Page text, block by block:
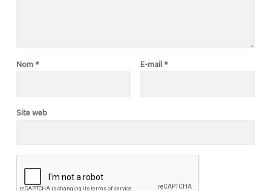
Nom * E-mail *
Site web